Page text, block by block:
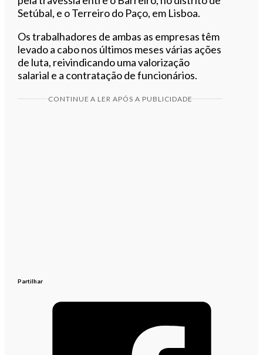
Setúbal, e o Terreiro do Paço, em Lisboa.
Os trabalhadores de ambas as empresas têm
levado a cabo nos últimos meses várias ações
de luta, reivindicando uma valorização
salarial e a contratação de funcionários.
CONTINUE A LER APÓS A PUBLICIDADE
Partilhar